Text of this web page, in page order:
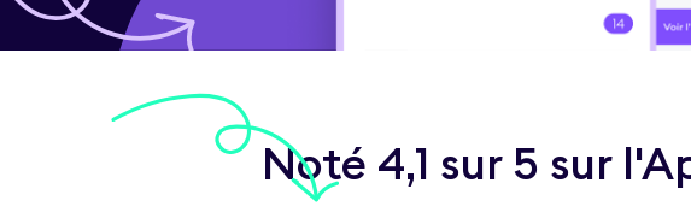
Noté 4,1 sur 5 sur